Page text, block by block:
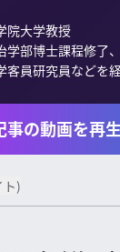
院大学教授
学部博士課程修了
客員研究員などを
事の動画を再
ト)